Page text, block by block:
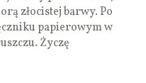
złocistej barwy. Po
papierowym w
Życzę